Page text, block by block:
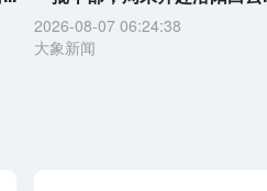
2026-08-07 06:24:38
大象新闻